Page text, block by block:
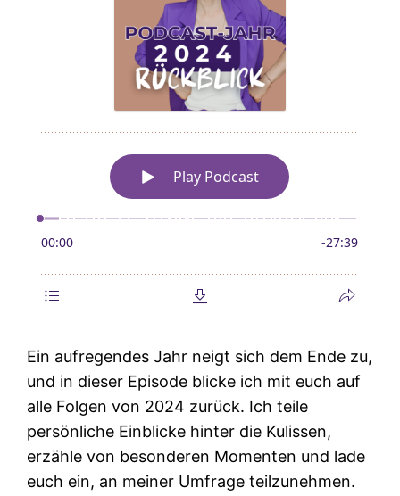
Ein aufregendes Jahr neigt sich dem Ende zu,
und in dieser Episode blicke ich mit euch auf
alle Folgen von 2024 zurück. Ich teile
persönliche Einblicke hinter die Kulissen,
erzähle von besonderen Momenten und lade
euch ein, an meiner Umfrage teilzunehmen.